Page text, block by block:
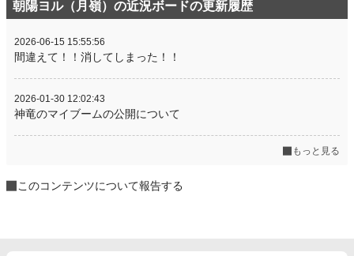
朝陽ヨル（月嶺）の近況ボードの更新履歴
2026-06-15 15:55:56
間違えて！！消してしまった！！
2026-01-30 12:02:43
神竜のマイブームの公開について
もっと見る
このコンテンツについて報告する